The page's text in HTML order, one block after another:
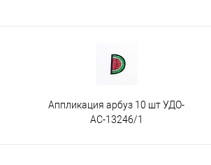
Аппликация арбуз 10 шт УДО-
АС-13246/1